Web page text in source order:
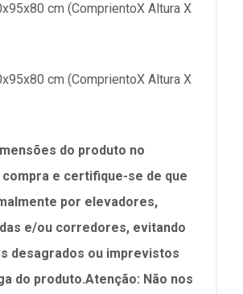
cm (ComprientoX Altura X
cm (ComprientoX Altura X
do produto no
e certifique-se de que
por elevadores,
e/ou corredores, evitando
desagrados ou imprevistos
do produto.Atenção: Não nos